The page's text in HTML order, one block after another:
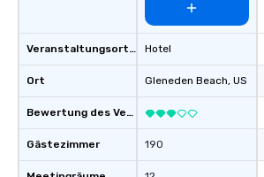
Veranstaltungsortstyp
Ort
Bewertung des Veranstaltungsortes
Gästezimmer
Hotel
Gleneden Beach, US
190